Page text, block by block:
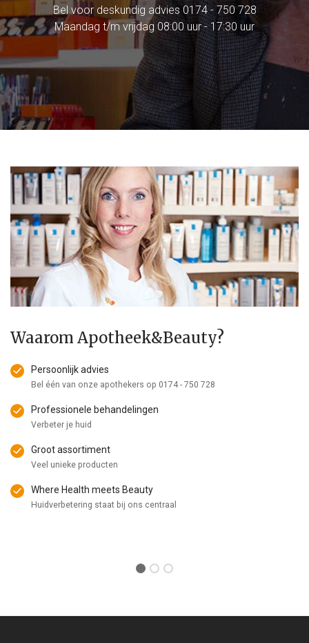
Bel voor deskundig advies 0174 - 750 728
Maandag t/m vrijdag 08:00 uur - 17:30 uur
Waarom Apotheek&Beauty?
Persoonlijk advies
Bel één van onze apothekers op 0174 - 750 728
Professionele behandelingen
Verbeter je huid
Groot assortiment
Veel unieke producten
Where Health meets Beauty
Huidverbetering staat bij ons centraal